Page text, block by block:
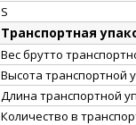
S
Транспортная
Вес брутто
Высота транспортной
Длина транспортной
Количество в